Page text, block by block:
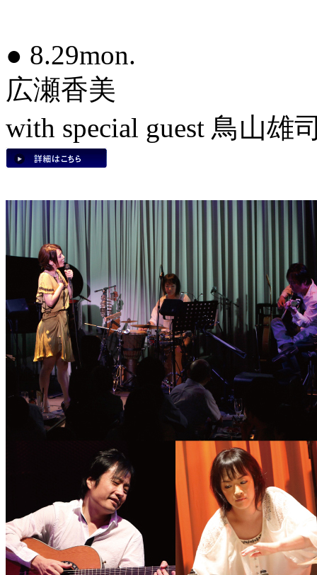
● 8.29mon.
広瀬香美
with special guest 鳥山雄